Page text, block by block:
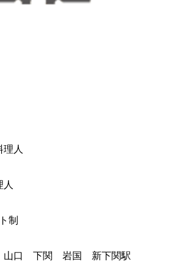
理人
制
山口 下関 岩国 新下関駅